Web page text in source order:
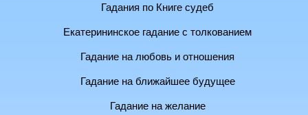
Гадания по Книге судеб
Екатерининское гадание с толкованием
Гадание на любовь и отношения
Гадание на ближайшее будущее
Гадание на желание